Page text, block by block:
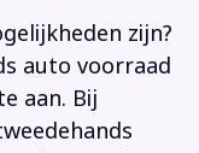
zijn?
auto voorraad
aan. Bij